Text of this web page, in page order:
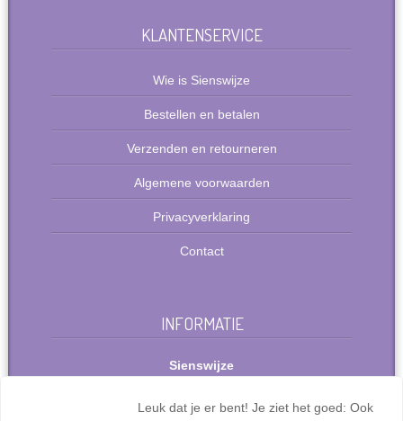
KLANTENSERVICE
Wie is Sienswijze
Bestellen en betalen
Verzenden en retourneren
Algemene voorwaarden
Privacyverklaring
Contact
INFORMATIE
Sienswijze
2711 PP Zoetermeer
Leuk dat je er bent! Je ziet het goed: Ook